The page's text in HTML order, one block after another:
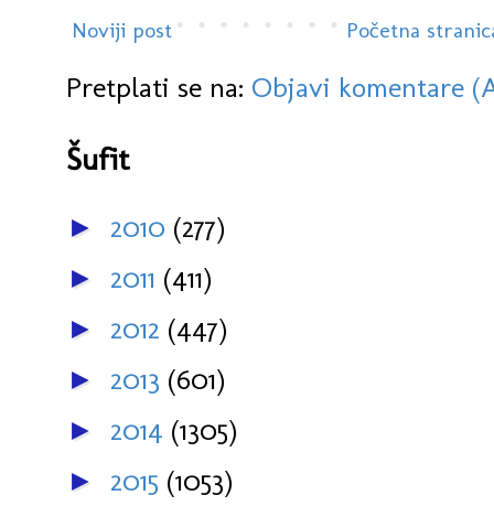
Noviji post Početna
Pretplati se na: Objavi komentare
Šufit
► 2010 (277)
► 2011 (411)
► 2012 (447)
► 2013 (601)
► 2014 (1305)
► 2015 (1053)